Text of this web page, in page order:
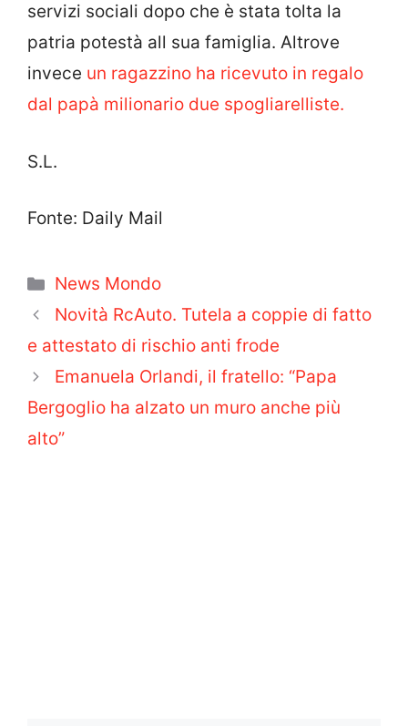
servizi sociali dopo che è stata tolta la
patria potestà all sua famiglia. Altrove
invece un ragazzino ha ricevuto in regalo
dal papà milionario due spogliarelliste.
S.L.
Fonte: Daily Mail
Categorie
News Mondo
Novità RcAuto. Tutela a coppie di fatto
e attestato di rischio anti frode
Emanuela Orlandi, il fratello: “Papa
Bergoglio ha alzato un muro anche più
alto”